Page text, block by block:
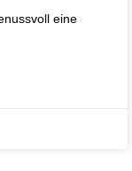
eine